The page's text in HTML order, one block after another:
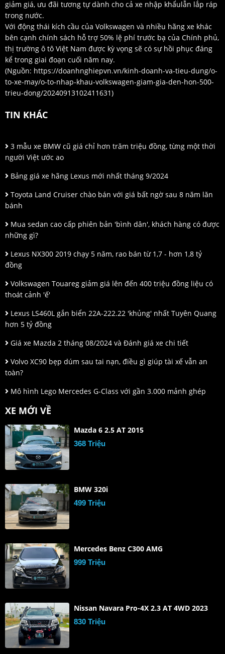
giảm giá, ưu đãi tương tự dành cho cả xe nhập khẩulẫn lắp ráp
trong nước.
Với động thái kích cầu của Volkswagen và nhiều hãng xe khác
bên cạnh chính sách hỗ trợ 50% lệ phí trước bạ của Chính phủ,
thị trường ô tô Việt Nam được kỳ vọng sẽ có sự hồi phục đáng
kể trong giai đoạn cuối năm nay.
(Nguồn: https://doanhnghiepvn.vn/kinh-doanh-va-tieu-dung/o-
to-xe-may/o-to-nhap-khau-volkswagen-giam-gia-den-hon-500-
trieu-dong/20240913102411631)
TIN KHÁC
3 mẫu xe BMW cũ giá chỉ hơn trăm triệu đồng, từng một thời
người Việt ước ao
Bảng giá xe hãng Lexus mới nhất tháng 9/2024
Toyota Land Cruiser chào bán với giá bất ngờ sau 8 năm lăn
bánh
Mua sedan cao cấp phiên bản 'bình dân', khách hàng có được
những gì?
Lexus NX300 2019 chạy 5 năm, rao bán từ 1,7 - hơn 1,8 tỷ
đồng
Volkswagen Touareg giảm giá lên đến 400 triệu đồng liệu có
thoát cảnh 'ế'
Lexus LS460L gắn biển 22A-222.22 'khủng' nhất Tuyên Quang
hơn 5 tỷ đồng
Giá xe Mazda 2 tháng 08/2024 và Đánh giá xe chi tiết
Volvo XC90 bẹp dúm sau tai nạn, điều gì giúp tài xế vẫn an
toàn?
Mô hình Lego Mercedes G-Class với gần 3.000 mảnh ghép
XE MỚI VỀ
Mazda 6 2.5 AT 2015
368 Triệu
BMW 320i
499 Triệu
Mercedes Benz C300 AMG
999 Triệu
Nissan Navara Pro-4X 2.3 AT 4WD 2023
830 Triệu